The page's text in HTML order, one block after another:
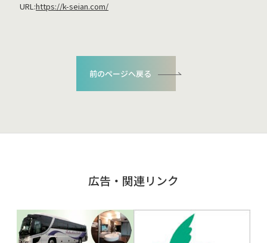
URL:https://k-seian.com/
前のページへ戻る
広告・関連リンク